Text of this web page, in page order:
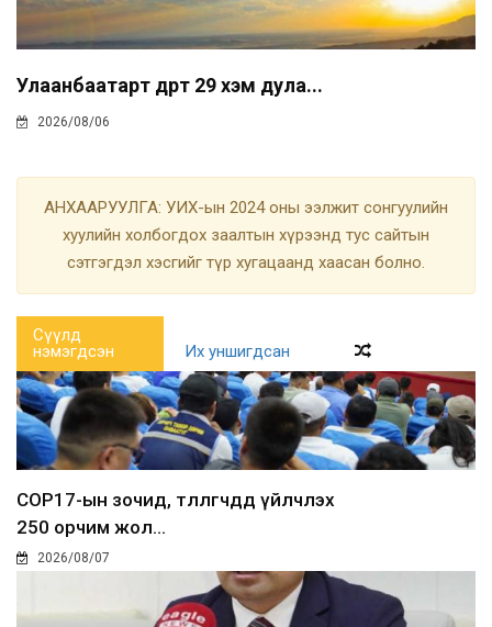
Улаанбаатарт өдөртөө 29 хэм дула...
2026/08/06
АНХААРУУЛГА: УИХ-ын 2024 оны ээлжит сонгуулийн
хуулийн холбогдох заалтын хүрээнд тус сайтын
сэтгэгдэл хэсгийг түр хугацаанд хаасан болно.
Сүүлд
нэмэгдсэн
Их уншигдсан
COP17-ын зочид, төлөөлөгчдөд үйлчлэх
250 орчим жол...
2026/08/07